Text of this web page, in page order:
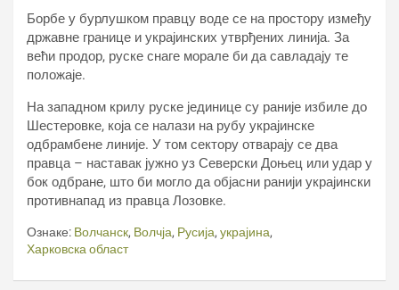
Борбе у бурлушком правцу воде се на простору између
државне границе и украјинских утврђених линија. За
већи продор, руске снаге морале би да савладају те
положаје.
На западном крилу руске јединице су раније избиле до
Шестеровке, која се налази на рубу украјинске
одбрамбене линије. У том сектору отварају се два
правца – наставак јужно уз Северски Доњец или удар у
бок одбране, што би могло да објасни ранији украјински
противнапад из правца Лозовке.
Ознаке: Волчанск, Волчја, Русија, украјина,
Харковска област